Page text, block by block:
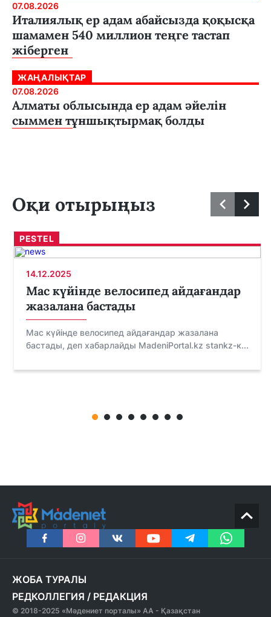
07.08.2026
Италиялық ер адам абайсызда қоқысқа
шамамен 540 миллион теңге тастап
жіберген
ЖАҢАЛЫҚТАР
07.08.2026
Алматы облысында ер адам әйелін
сыммен тұншықтырмақ болды
Оқи отырыңыз
PESTEL
14.12.2025
Мас күйінде велосипед айдағандар
жазалана бастады
Мас күйінде велосипед айдағандар жазалана
бастады, деп хабарлайды MadeniPortal.kz stankz-к...
ЖОБА ТУРАЛЫ
РЕДКОЛЛЕГИЯ / РЕДАКЦИЯ
© 2018-2025 «Мәдениет порталы» АА - Қазақстан